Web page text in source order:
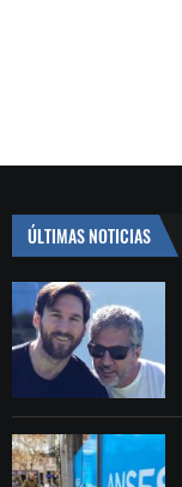
ÚLTIMAS NOTICIAS